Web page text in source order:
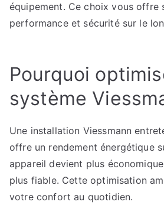
équipement. Ce choix vous offre
performance et sécurité sur le
Pourquoi
système
Une installation Viessmann
offre un rendement énergétique
appareil devient plus
plus fiable. Cette optimisation
votre confort au quotidien.